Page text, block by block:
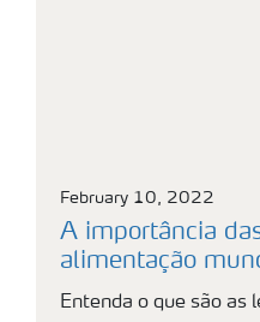
February 10, 2022
A importância
alimentação
Entenda o que são as